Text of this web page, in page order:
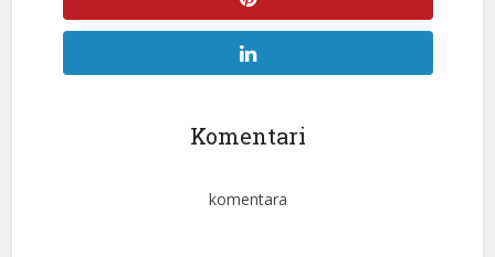
Komentari
komentara